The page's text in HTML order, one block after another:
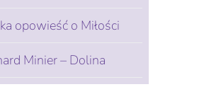
opowieść o Miłości
Minier – Dolina